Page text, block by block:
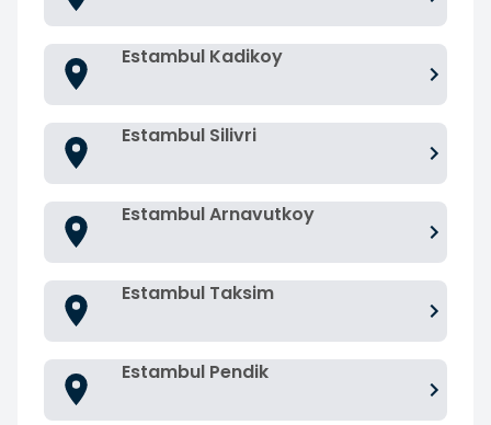
Estambul Kadikoy
Estambul Silivri
Estambul Arnavutkoy
Estambul Taksim
Estambul Pendik